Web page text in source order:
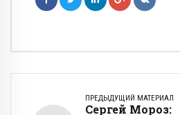
ПРЕДЫДУЩИЙ МАТЕРИАЛ
Сергей Мороз: